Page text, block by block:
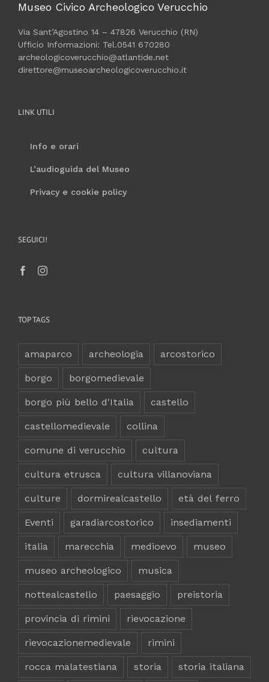
Museo Civico Archeologico Verucchio
Via Sant’Agostino 14 – 47826 Verucchio (RN)
Ufficio Informazioni: Tel.0541 670280
archeologicoverucchio@atlantide.net
direttore@museoarcheologicoverucchio.it
LINK UTILI
Info e orari
L’audioguida del Museo
Privacy e cookie policy
SEGUICI!
TOP TAGS
amaparco archeologia arcostorico
borgo borgomedievale
borgo più bello d'Italia castello
castellomedievale collina
comune di verucchio cultura
cultura etrusca cultura villanoviana
culture dormirealcastello età del ferro
Eventi garadiarcostorico insediamenti
italia marecchia medioevo museo
museo archeologico musica
nottealcastello paesaggio preistoria
provincia di rimini rievocazione
rievocazionemedievale rimini
rocca malatestiana storia storia italiana